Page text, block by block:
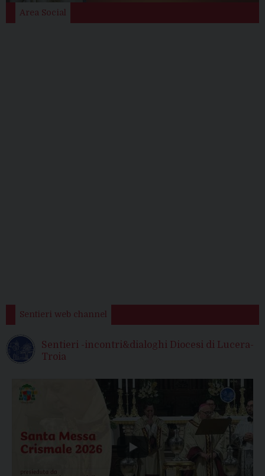
Area Social
Sentieri web channel
Sentieri -incontri&dialoghi Diocesi di Lucera-
Troia